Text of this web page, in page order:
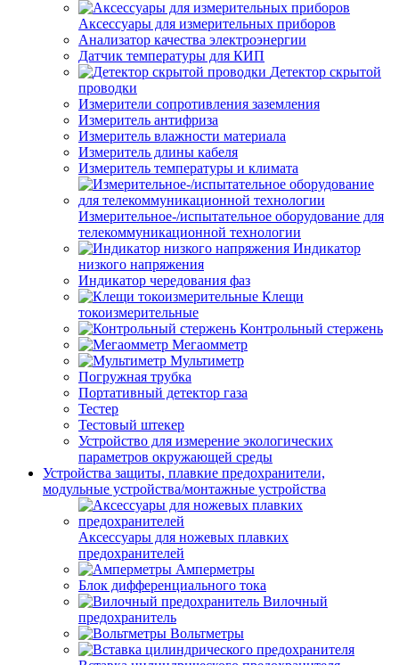
Аксессуары для измерительных приборов
Анализатор качества электроэнергии
Датчик температуры для КИП
Детектор скрытой
проводки
Измерители сопротивления заземления
Измеритель антифриза
Измеритель влажности материала
Измеритель длины кабеля
Измеритель температуры и климата
Измерительное-/испытательное оборудование для
телекоммуникационной технологии
Индикатор
низкого напряжения
Индикатор чередования фаз
Клещи
токоизмерительные
Контрольный стержень
Мегаомметр
Мультиметр
Погружная трубка
Портативный детектор газа
Тестер
Тестовый штекер
Устройство для измерение экологических
параметров окружающей среды
Устройства защиты, плавкие предохранители,
модульные устройства/монтажные устройства
Аксессуары для ножевых плавких
предохранителей
Амперметры
Блок дифференциального тока
Вилочный
предохранитель
Вольтметры